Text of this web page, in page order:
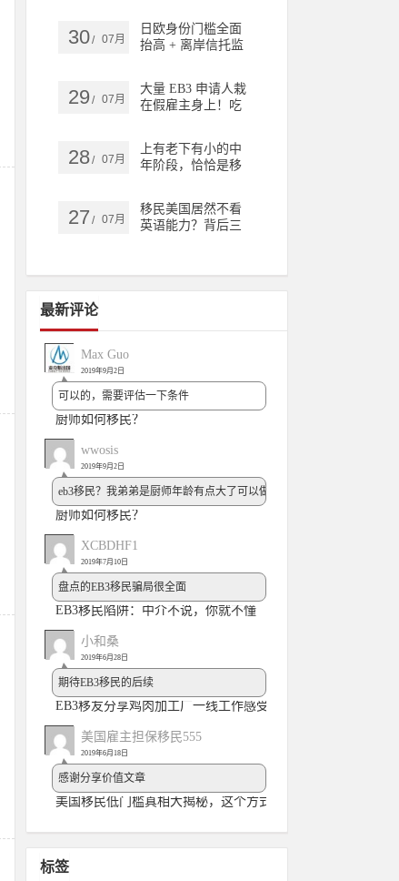
30/ 07月
日欧身份门槛全面
抬高 + 离岸信托监
规划？
29/ 07月
大量 EB3 申请人栽
在假雇主身上！吃
28/ 07月
上有老下有小的中
年阶段，恰恰是移
27 / 07月
移民美国居然不看
英语能力？背后三
最新评论
Max Guo
2019年9月2日
可以的，需要评估一下条件
厨师如何移民？
wwosis
2019年9月2日
eb3移民？我弟弟是厨师年龄有点大了可以做eb3吗？
厨师如何移民？
XCBDHF1
2019年7月10日
盘点的EB3移民骗局很全面
EB3移民陷阱：中介不说，你就不懂
小和桑
2019年6月28日
期待EB3移民的后续
EB3移友分享鸡肉加工厂一线工作感受
美国雇主担保移民555
2019年6月18日
感谢分享价值文章
美国移民低门槛真相大揭秘，这个方式简直没有底线
标签